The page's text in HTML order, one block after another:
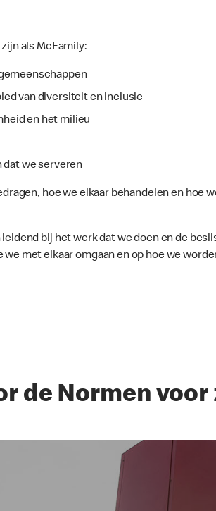
als McFamily:
van diversiteit en inclusie
en het milieu
we serveren
hoe we elkaar behandelen en hoe
leidend bij het werk dat we doen en de
met elkaar omgaan en op hoe we
de Normen